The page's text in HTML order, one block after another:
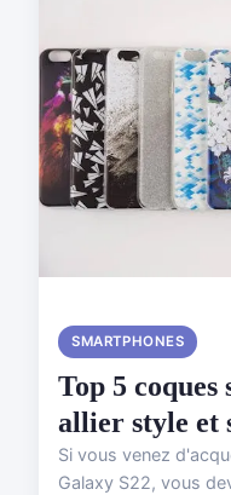
SMARTPHONES
Top 5 coques
allier style et
Si vous venez
Galaxy S22, vous